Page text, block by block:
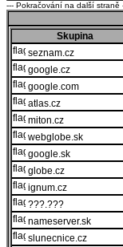
--- Pokračování na další straně
Skupina
seznam.cz
google.cz
google.com
atlas.cz
miton.cz
webglobe.sk
google.sk
globe.cz
ignum.cz
???.???
nameserver.sk
slunecnice.cz